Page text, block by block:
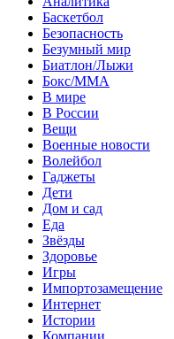
Баскетбол
Безопасность
Безумный мир
Биатлон/Лыжи
Бокс/MMA
В мире
В России
Вещи
Военные новости
Волейбол
Гаджеты
Дети
Дом и сад
Еда
Звёзды
Здоровье
Игры
Импортозамещение
Интернет
Истории
Компании